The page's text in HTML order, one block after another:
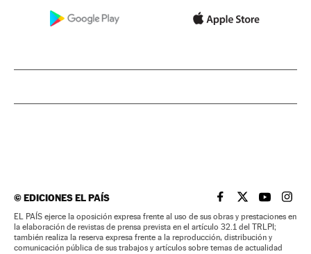
©EDICIONES EL PAÍS EL PAÍS BRASIL EN
EL PAÍSEL PAÍS
EL
EL PAÍS ejerce la oposición expresa frente al uso de sus obras y prestaciones en
la elaboración de revistas de prensa prevista en el artículo 32.1 del TRLPI;
también realiza la reserva expresa frente a la reproducción, distribución y
comunicación pública de sus trabajos y artículos sobre temas de actualidad